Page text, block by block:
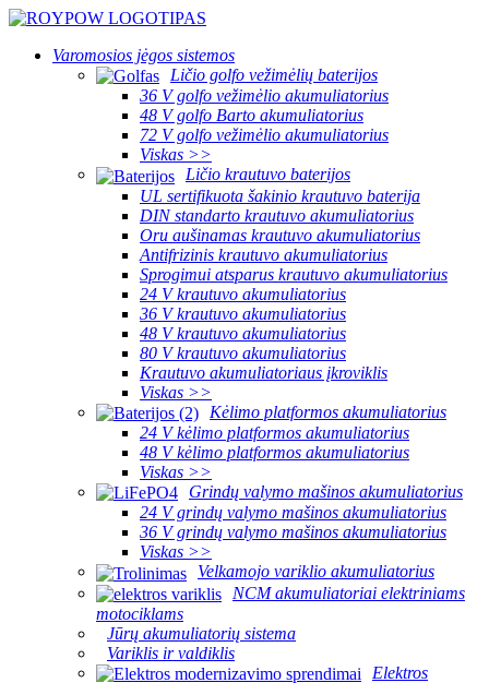
Varomosios jėgos sistemos
Ličio golfo vežimėlių baterijos
36 V golfo vežimėlio akumuliatorius
48 V golfo Barto akumuliatorius
72 V golfo vežimėlio akumuliatorius
Viskas >>
Ličio krautuvo baterijos
UL sertifikuota šakinio krautuvo baterija
DIN standarto krautuvo akumuliatorius
Oru aušinamas krautuvo akumuliatorius
Antifrizinis krautuvo akumuliatorius
Sprogimui atsparus krautuvo akumuliatorius
24 V krautuvo akumuliatorius
36 V krautuvo akumuliatorius
48 V krautuvo akumuliatorius
80 V krautuvo akumuliatorius
Krautuvo akumuliatoriaus įkroviklis
Viskas >>
Kėlimo platformos akumuliatorius
24 V kėlimo platformos akumuliatorius
48 V kėlimo platformos akumuliatorius
Viskas >>
Grindų valymo mašinos akumuliatorius
24 V grindų valymo mašinos akumuliatorius
36 V grindų valymo mašinos akumuliatorius
Viskas >>
Velkamojo variklio akumuliatorius
NCM akumuliatoriai elektriniams
motociklams
Jūrų akumuliatorių sistema
Variklis ir valdiklis
Elektros